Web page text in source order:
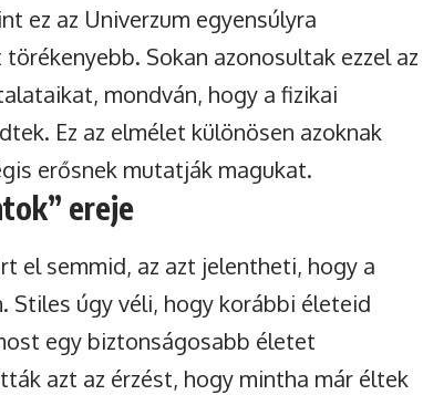
ez az Univerzum egyensúlyra
Sokan azonosultak ezzel az
mondván, hogy a fizikai
Ez az elmélet különösen azoknak
erősnek mutatják magukat.
ereje
el semmid, az azt jelentheti, hogy a
úgy véli, hogy korábbi életeid
egy biztonságosabb életet
azt az érzést, hogy mintha már éltek